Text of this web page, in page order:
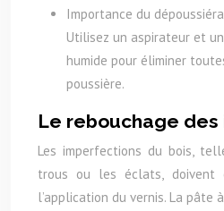
Importance du
Utilisez un aspirateur et
humide pour éliminer
poussière.
Le rebouchage
Les imperfections du bois,
trous ou les éclats, doivent
l’application du vernis. La pâte